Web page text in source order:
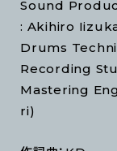
Sound
: Akihiro
Drums
Recording
Mastering
ri)